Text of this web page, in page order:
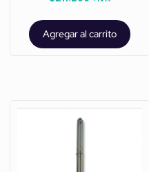
Agregar al carrito